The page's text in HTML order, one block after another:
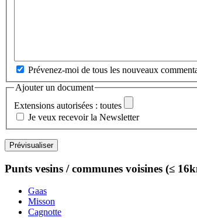
Prévenez-moi de tous les nouveaux
Ajouter un document
Extensions autorisées : toutes
Je veux recevoir la Newsletter
Punts vesins / communes voisines (≤
Gaas
Misson
Cagnotte